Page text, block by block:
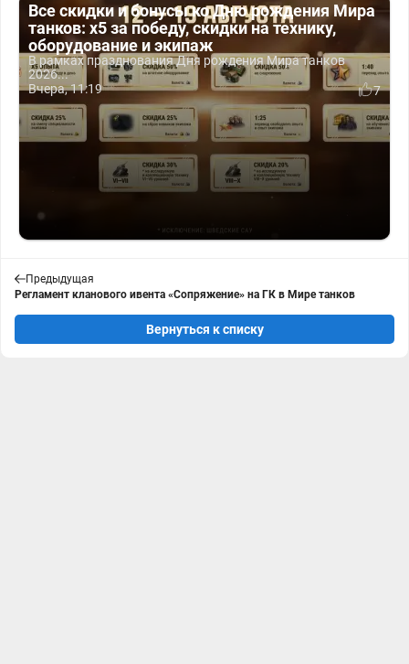
Все скидки и бонусы ко Дню рождения Мира
танков: x5 за победу, скидки на технику,
оборудование и экипаж
В рамках празднования Дня рождения Мира танков
2026...
Вчера, 11:19
7
Предыдущая
Регламент кланового ивента «Сопряжение» на ГК в Мире танков
Вернуться к списку